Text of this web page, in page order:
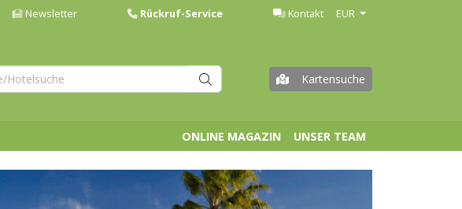
Newsletter Rückruf-Service Kontakt EUR
Kartensuche
ONLINE MAGAZIN UNSER TEAM